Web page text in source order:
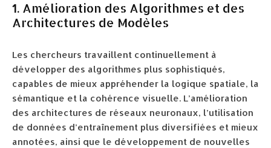
1. Amélioration des Algorithmes et des
Architectures de Modèles
Les chercheurs travaillent continuellement à
développer des algorithmes plus sophistiqués,
capables de mieux appréhender la logique spatiale, la
sémantique et la cohérence visuelle. L’amélioration
des architectures de réseaux neuronaux, l’utilisation
de données d’entraînement plus diversifiées et mieux
annotées, ainsi que le développement de nouvelles